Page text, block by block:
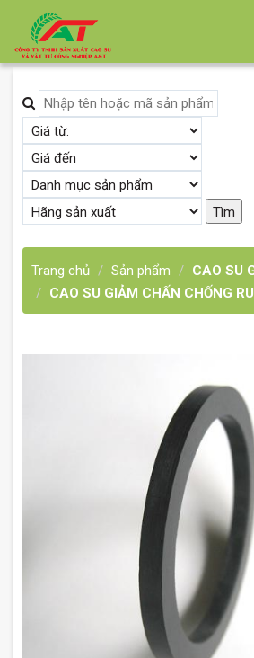
Trang chủ Sản phẩm
CAO SU
CAO SU GIẢM CHẤN CHỐNG